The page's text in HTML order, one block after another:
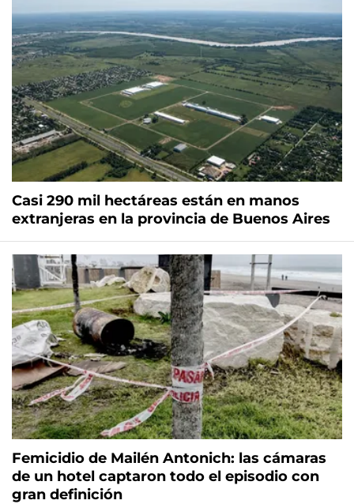
Casi 290 mil hectáreas están en manos
extranjeras en la provincia de Buenos Aires
Femicidio de Mailén Antonich: las cámaras
de un hotel captaron todo el episodio con
gran definición